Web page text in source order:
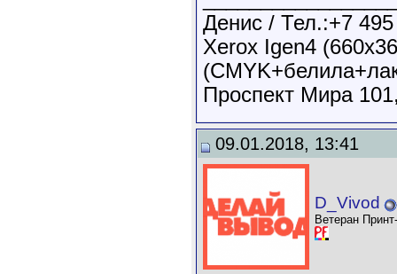
Денис / Тел.:+7
Xerox Igen4
Проспект Мира
09.01.2018, 13:41
D_Vivod
Ветеран